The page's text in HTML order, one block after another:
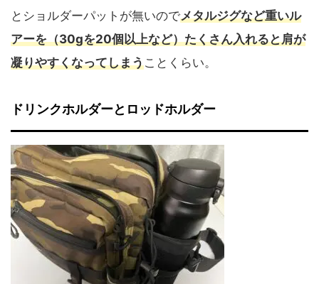
とショルダーパットが無いのでメタルジグなど重いル
アーを（30gを20個以上など）たくさん入れると肩が
凝りやすくなってしまうことくらい。
ドリンクホルダーとロッドホルダー